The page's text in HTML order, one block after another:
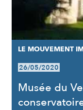
LE MOUVEMENT
26/05/2020
Musée du